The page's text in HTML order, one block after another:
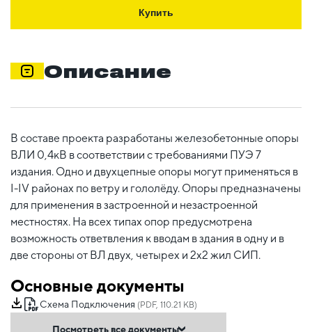
Купить
Описание
В составе проекта разработаны железобетонные опоры
ВЛИ 0,4кВ в соответствии с требованиями ПУЭ 7
издания. Одно и двухцепные опоры могут применяться в
I-IV районах по ветру и гололёду. Опоры предназначены
для применения в застроенной и незастроенной
местностях. На всех типах опор предусмотрена
возможность ответвления к вводам в здания в одну и в
две стороны от ВЛ двух, четырех и 2х2 жил СИП.
Основные документы
Схема Подключения (PDF, 110.21 KB)
Посмотреть все документы